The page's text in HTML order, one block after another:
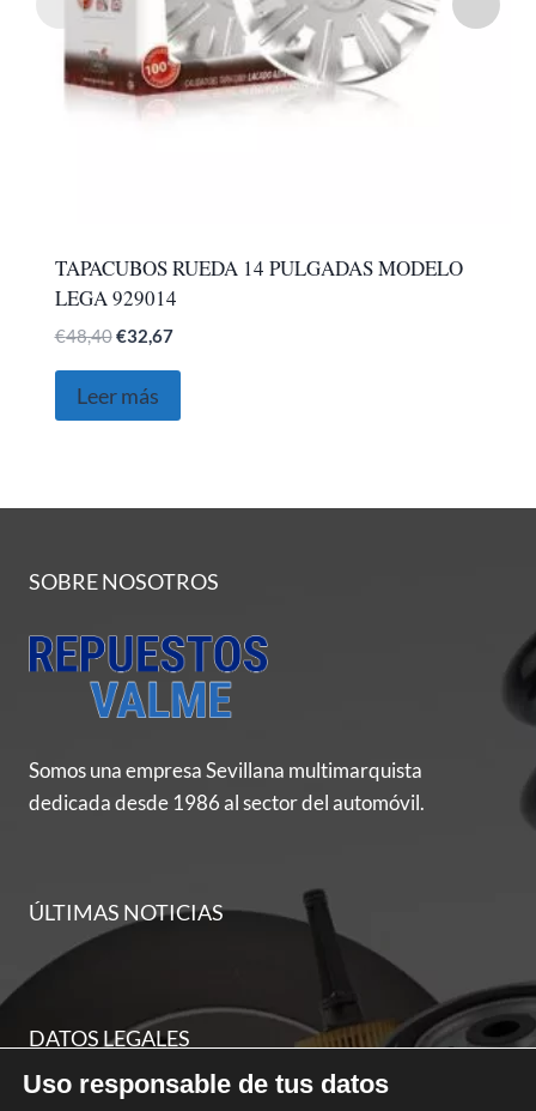
TAPACUBOS RUEDA 14 PULGADAS MODELO
LEGA 929014
€48,40 El
original
era:
€32,67El
es:
Leer más
SOBRE NOSOTROS
Somos una empresa Sevillana multimarquista
dedicada desde 1986 al sector del automóvil.
ÚLTIMAS NOTICIAS
DATOS LEGALES
Uso responsable de tus datos